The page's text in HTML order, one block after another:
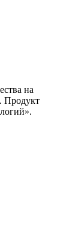
на
Продукт
».